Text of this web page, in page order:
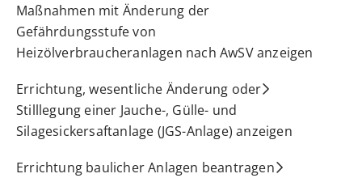
Maßnahmen mit Änderung der
Gefährdungsstufe von
Heizölverbraucheranlagen nach AwSV anzeigen
Errichtung, wesentliche Änderung oder
Stilllegung einer Jauche-, Gülle- und
Silagesickersaftanlage (JGS-Anlage) anzeigen
Errichtung baulicher Anlagen beantragen